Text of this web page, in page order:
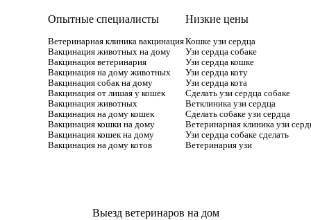
Опытные специалисты
Ветеринарная клиника вакцинация
Вакцинация животных на дому
Вакцинация ветеринария
Вакцинация на дому животных
Вакцинация собак на дому
Вакцинация от лишая у кошек
Вакцинация животных
Вакцинация на дому кошек
Вакцинация кошки на дому
Вакцинация кошек на дому
Вакцинация на дому котов
Низкие цены
Кошке узи сердца
Узи сердца собаке
Узи сердца кошке
Узи сердца коту
Узи сердца кота
Сделать узи сердца собаке
Ветклиника узи сердца
Сделать собаке узи сердца
Ветеринарная клиника узи
Узи сердца собаке сделать
Ветеринария узи
Выезд ветеринаров на дом